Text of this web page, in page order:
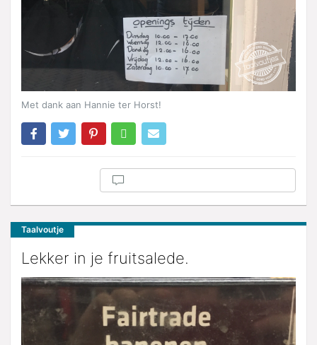
Met dank aan Hannie ter Horst!
Taalvoutje
Lekker in je fruitsalede.